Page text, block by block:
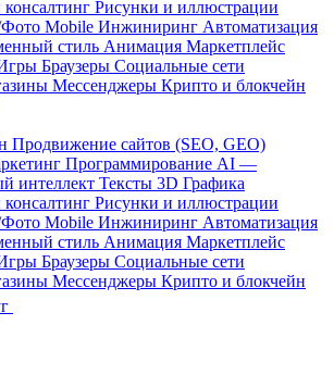
Рисунки и иллюстрации
Mobile Инжиниринг Автоматизация
стиль Анимация Маркетплейс
Браузеры Социальные сети
Мессенджеры Крипто и блокчейн
Продвижение сайтов (SEO, GEO)
Программирование AI —
интеллект Тексты 3D Графика
Рисунки и иллюстрации
Mobile Инжиниринг Автоматизация
стиль Анимация Маркетплейс
Браузеры Социальные сети
Мессенджеры Крипто и блокчейн